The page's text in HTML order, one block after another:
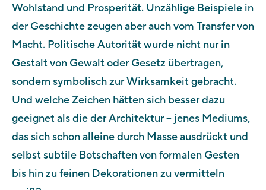
Wohlstand und Prosperität. Unzählige Beispiele in
der Geschichte zeugen aber auch vom Transfer von
Macht. Politische Autorität wurde nicht nur in
Gestalt von Gewalt oder Gesetz übertragen,
sondern symbolisch zur Wirksamkeit gebracht.
Und welche Zeichen hätten sich besser dazu
geeignet als die der Architektur – jenes Mediums,
das sich schon alleine durch Masse ausdrückt und
selbst subtile Botschaften von formalen Gesten
bis hin zu feinen Dekorationen zu vermitteln